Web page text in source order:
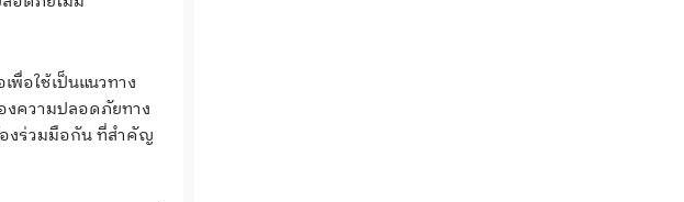
อใช้เป็นแนวทาง
งความปลอดภัยทาง
องร่วมมือกัน ที่สำคัญ